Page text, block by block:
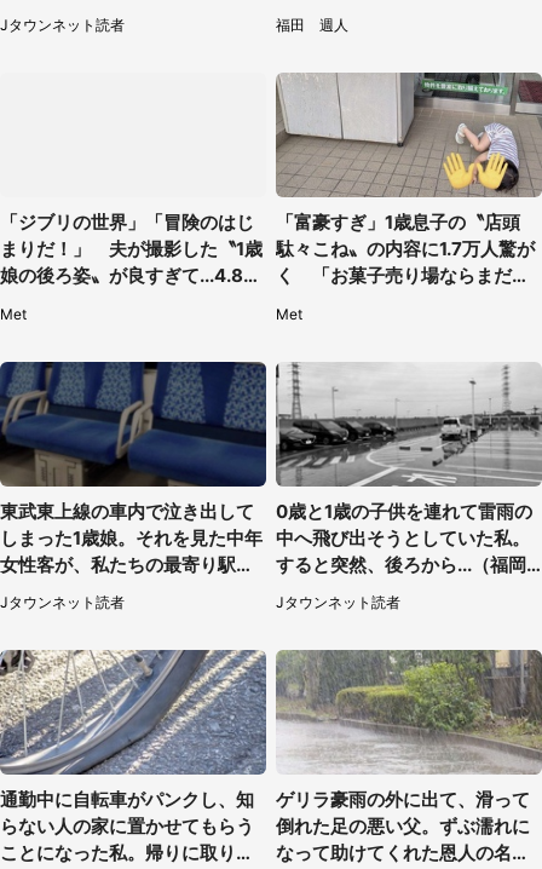
（千葉県・10代女性）
Jタウンネット読者
に5.3万人驚がく
福田 週人
「ジブリの世界」「冒険のはじ
まりだ！」 夫が撮影した〝1歳
娘の後ろ姿〟が良すぎて...4.8万
Met
「富豪すぎ」1歳息子の〝店頭
駄々こね〟の内容に1.7万人驚が
く 「お菓子売り場ならまだし
Met
東武東上線の車内で泣き出して
しまった1歳娘。それを見た中年
女性客が、私たちの最寄り駅ま
でずっと（埼玉県・30代女性）
Jタウンネット読者
0歳と1歳の子供を連れて雷雨の
中へ飛び出そうとしていた私。
すると突然、後ろから...（福岡
県・30代女性）
Jタウンネット読者
通勤中に自転車がパンクし、知
らない人の家に置かせてもらう
ことになった私。帰りに取りに
ゲリラ豪雨の外に出て、滑って
倒れた足の悪い父。ずぶ濡れに
なって助けてくれた恩人の名前